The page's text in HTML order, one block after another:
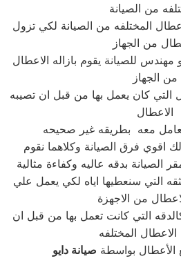
من الصيانة
المختلفه من الصيانة لكي تزول
من الجهاز
للصيانة يقوم بازاله الاعطال
من الجهاز
الاعطال
اقوي فرق الصيانة وكلاهما نقوم
الصيانة بدقه عاليه وكفاءة مثالية
التي سنعطيها اياه لكي يعمل علي
من الاجهزة
التي كانت تعمل بها من قبل ان
بواسطة صيانة دايو